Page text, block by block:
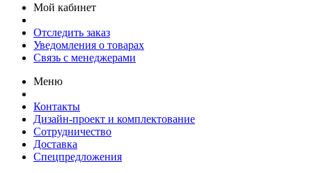
Мой кабинет
Отследить заказ
Уведомления о товарах
Связь с менеджерами
Меню
Контакты
Дизайн-проект и комплектование
Сотрудничество
Доставка
Спецпредложения